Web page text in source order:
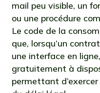
mail peu visible, un
ou une procédure
Le code de la
que, lorsqu’un
une interface en
gratuitement à
permettant